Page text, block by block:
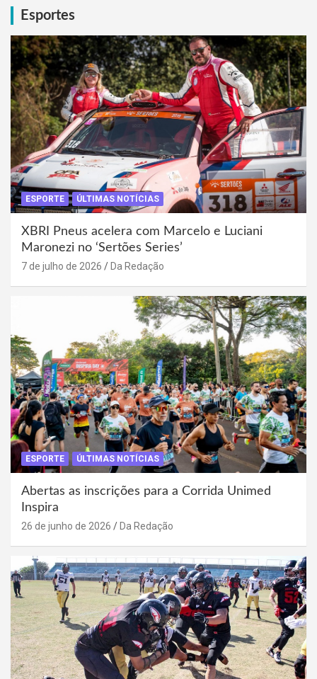
Esportes
ESPORTE ÚLTIMAS NOTÍCIAS
XBRI Pneus acelera com Marcelo e Luciani
Maronezi no ‘Sertões Series’
7 de julho de 2026 Da Redação
ESPORTE ÚLTIMAS NOTÍCIAS
Abertas as inscrições para a Corrida Unimed
Inspira
26 de junho de 2026 Da Redação